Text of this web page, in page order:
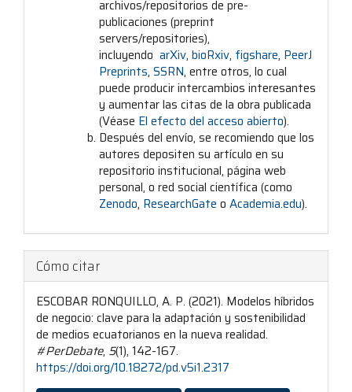
archivos/repositorios de pre-
publicaciones (preprint
servers/repositories),
incluyendo arXiv, bioRxiv, figshare, PeerJ
Preprints, SSRN, entre otros, lo cual
puede producir intercambios interesantes
y aumentar las citas de la obra publicada
(Véase El efecto del acceso abierto).
Después del envío, se recomiendo que los
autores depositen su artículo en su
repositorio institucional, página web
personal, o red social científica (como
Zenodo, ResearchGate o Academia.edu).
Cómo citar
ESCOBAR RONQUILLO, A. P. (2021). Modelos híbridos
de negocio: clave para la adaptación y sostenibilidad
de medios ecuatorianos en la nueva realidad.
#PerDebate, 5(1), 142-167.
https://doi.org/10.18272/pd.v5i1.2317